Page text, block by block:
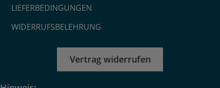
LIEFERBEDINGUNGEN
WIDERRUFSBELEHRUNG
Vertrag widerrufen